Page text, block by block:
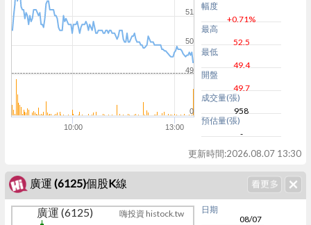
10:00 13:00
49
50
51
0
幅度
+0.71%
最高
52.5
最低
49.4
開盤
49.7
成交量(張)
958
預估量(張)
-
更新時間:2026.08.07 13:30
廣運 (6125)個股K線
廣運 (6125) 嗨投資 histock.tw
日期
08/07